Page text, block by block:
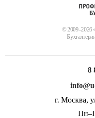
© 2009–2026
8
г. Москва,